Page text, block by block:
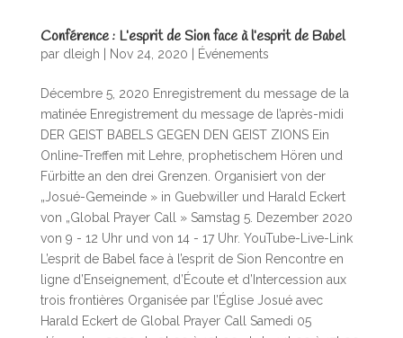
Conférence : L’esprit de Sion face à l’esprit de Babel
par dleigh Nov 24, 2020 Événements
Décembre 5, 2020 Enregistrement du message de la
matinée Enregistrement du message de l’après-midi
DER GEIST BABELS GEGEN DEN GEIST ZIONS Ein
Online-Treffen mit Lehre, prophetischem Hören und
Fürbitte an den drei Grenzen. Organisiert von der
„Josué-Gemeinde » in Guebwiller und Harald Eckert
von „Global Prayer Call » Samstag 5. Dezember 2020
von 9 - 12 Uhr und von 14 - 17 Uhr. YouTube-Live-Link
L’esprit de Babel face à l’esprit de Sion Rencontre en
ligne d’Enseignement, d’Écoute et d’Intercession aux
trois frontières Organisée par l’Église Josué avec
Harald Eckert de Global Prayer Call Samedi 05